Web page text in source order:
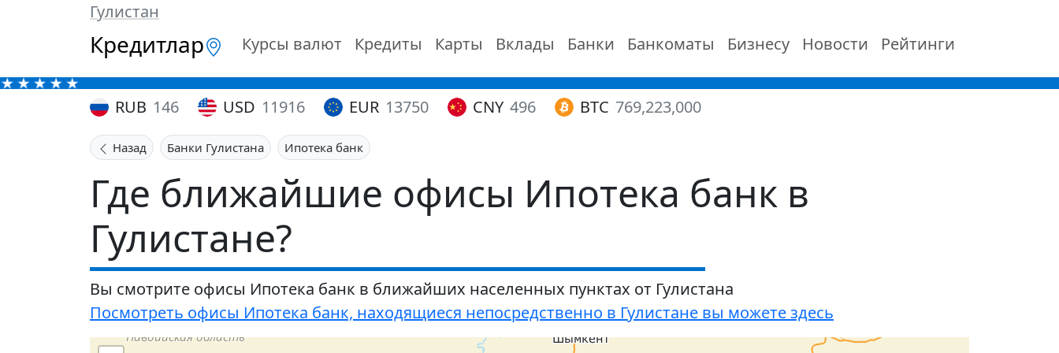
Гулистан
Кредитлар Курсы валют Кредиты Карты Вклады Банки Банкоматы Бизнесу Новости Рейтинги
RUB 146 USD 11916 EUR 13750 CNY 496 BTC 769,223,000
Назад Банки Гулистана Ипотека банк
Где ближайшие офисы Ипотека банк в
Гулистане?
Вы смотрите офисы Ипотека банк в ближайших населенных пунктах от Гулистана
Посмотреть офисы Ипотека банк, находящиеся непосредственно в Гулистане вы можете здесь